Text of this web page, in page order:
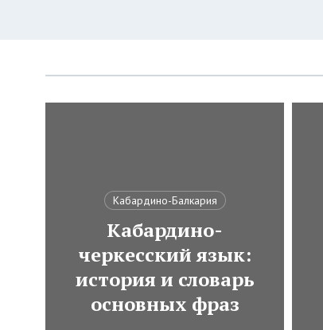
Кабардино-Балкария
Кабардино-
черкесский язык:
история и словарь
основных фраз